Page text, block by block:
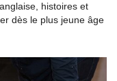
histoires et
dès le plus jeune âge